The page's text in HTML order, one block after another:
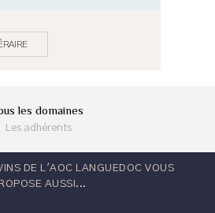
les domaines
Les adhérents
DE L'AOC LANGUEDOC VOUS
AUSSI...